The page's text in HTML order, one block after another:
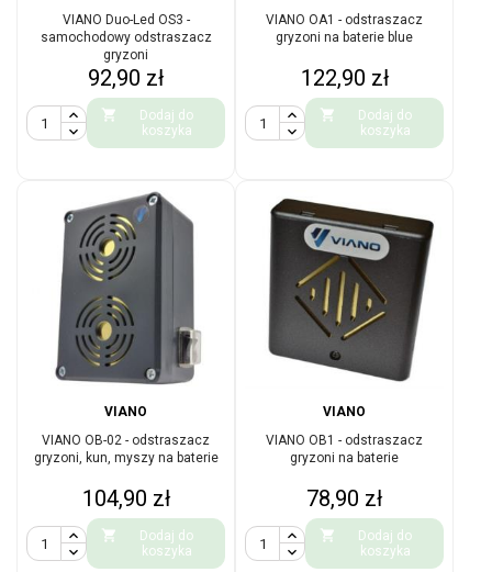
VIANO Duo-Led OS3 -
samochodowy odstraszacz
gryzoni
Cena
92,90 zł

Dodaj do
koszyka
VIANO OA1 - odstraszacz
gryzoni na baterie blue
Cena
122,90 zł

Dodaj do
koszyka
VIANO
VIANO OB-02 - odstraszacz
gryzoni, kun, myszy na baterie
Cena
104,90 zł

Dodaj do
koszyka
VIANO
VIANO OB1 - odstraszacz
gryzoni na baterie
Cena
78,90 zł

Dodaj do
koszyka